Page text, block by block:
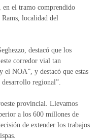
el tramo comprendido
localidad del
destacó que los
corredor vial tan
NOA”, y destacó que estas
regional”.
provincial. Llevamos
a los 600 millones de
de extender los trabajos